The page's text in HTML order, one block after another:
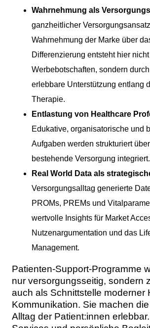
Wahrnehmung als
ganzheitlicher
Wahrnehmung der Marke über
Differenzierung entsteht hier
Werbebotschaften, sondern
erlebbare Unterstützung entlang
Therapie.
Entlastung von Healthcare
Edukative, organisatorische und
Aufgaben werden strukturiert
bestehende Versorgung integriert.
Real World Data als
Versorgungsalltag generierte
PROMs, PREMs und
wertvolle Insights für Market
Nutzenargumentation und das
Management.
Patienten-Support-Programme
nur versorgungsseitig, sondern
auch als Schnittstelle moderner
Kommunikation. Sie machen
Alltag der Patient:innen